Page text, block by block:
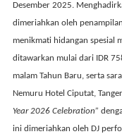
Desember 2025.
dimeriahkan oleh
menikmati hidangan spesial
ditawarkan mulai dari IDR
malam Tahun Baru, serta
Nemuru Hotel Ciputat,
Year 2026 Celebration”
ini dimeriahkan oleh DJ